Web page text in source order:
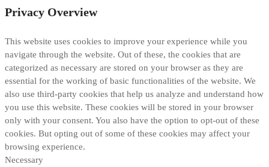
Privacy Overview
This website uses cookies to improve your experience while you
navigate through the website. Out of these, the cookies that are
categorized as necessary are stored on your browser as they are
essential for the working of basic functionalities of the website. We
also use third-party cookies that help us analyze and understand how
you use this website. These cookies will be stored in your browser
only with your consent. You also have the option to opt-out of these
cookies. But opting out of some of these cookies may affect your
browsing experience.
Necessary